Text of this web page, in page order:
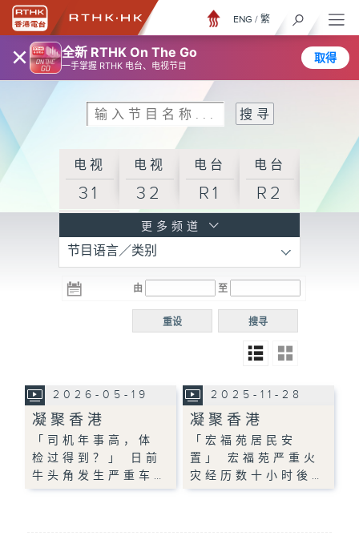
× 全新 RTHK On The Go
一手掌握 RTHK 电台、电视节目
取得
ENG / 繁
电视
31
电视
32
电台
R1
电台
R2
R3
电台 电台
R5
电台
普通
更多频道
节目语言／类别
由 至
搜寻
重设
2026-05-19
凝聚香港
「司机年事高，体
检过得到？」 日前
牛头角发生严重车…
2025-11-28
凝聚香港
「宏福苑居民安
置」 宏福苑严重火
灾经历数十小时後…